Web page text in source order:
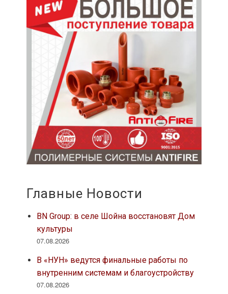
Главные Новости
BN Group: в селе Шойна восстановят Дом
культуры
07.08.2026
В «НУН» ведутся финальные работы по
внутренним системам и благоустройству
07.08.2026